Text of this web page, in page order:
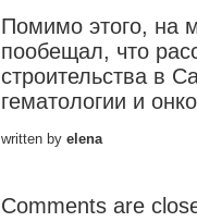
Помимо этого, на
пообещал, что
строительства в
гематологии и
written by elena
Comments are